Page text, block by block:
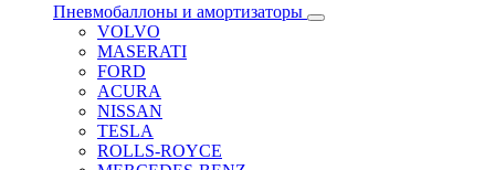
Пневмобаллоны и амортизаторы
VOLVO
MASERATI
FORD
ACURA
NISSAN
TESLA
ROLLS-ROYCE